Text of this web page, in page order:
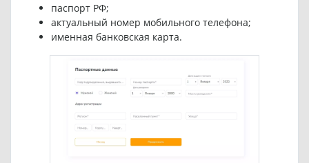
паспорт РФ;
актуальный номер мобильного телефона;
именная банковская карта.